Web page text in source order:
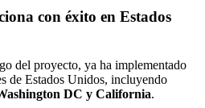
con éxito en Estados
del proyecto, ya ha implementado
de Estados Unidos, incluyendo
DC y California.